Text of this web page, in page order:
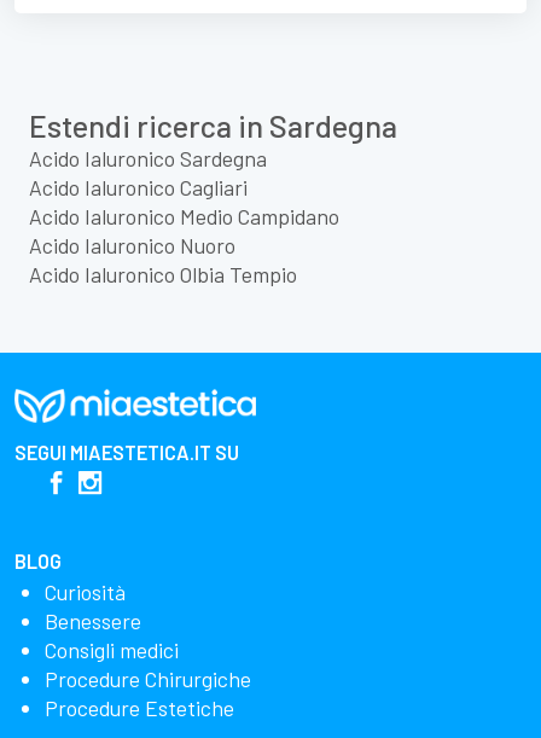
Estendi ricerca in Sardegna
Acido Ialuronico Sardegna
Acido Ialuronico Cagliari
Acido Ialuronico Medio Campidano
Acido Ialuronico Nuoro
Acido Ialuronico Olbia Tempio
SEGUI MIAESTETICA.IT SU
BLOG
Curiosità
Benessere
Consigli medici
Procedure Chirurgiche
Procedure Estetiche